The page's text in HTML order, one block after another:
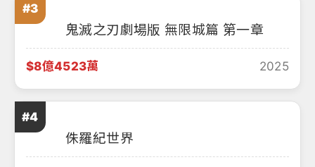
#3
鬼滅之刃劇場版 無限城篇 第一章
$8億4523萬 2025
#4
侏羅紀世界